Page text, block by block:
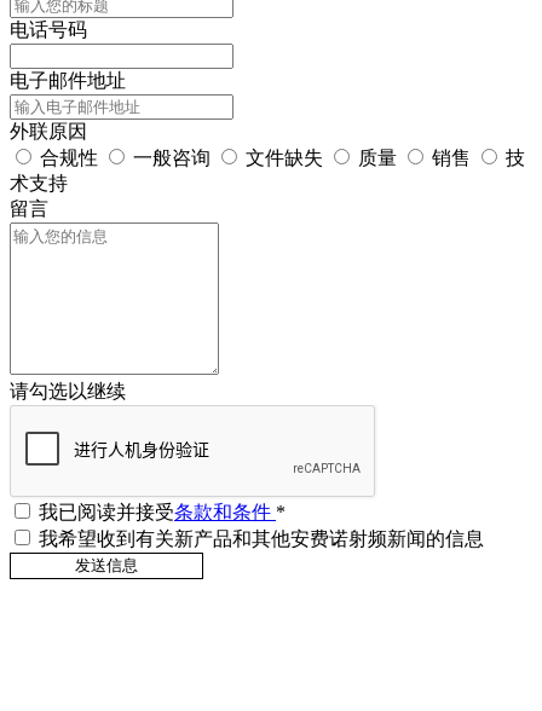
电话号码
电子邮件地址
外联原因
合规性
一般咨询 文件缺失 质量 销售
技
术支持
留言
请勾选以继续
我已阅读并接受条款和条件 *
我希望收到有关新产品和其他安费诺射频新闻的信息